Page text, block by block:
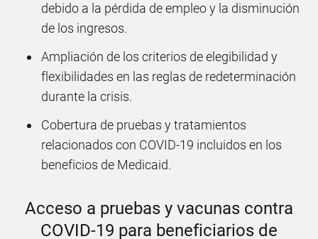
debido a la pérdida de empleo y la disminución
de los ingresos.
Ampliación de los criterios de elegibilidad y
flexibilidades en las reglas de redeterminación
durante la crisis.
Cobertura de pruebas y tratamientos
relacionados con COVID-19 incluidos en los
beneficios de Medicaid.
Acceso a pruebas y vacunas contra
COVID-19 para beneficiarios de